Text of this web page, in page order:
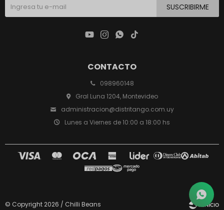
CONTACTO
098960148
Gral Luna 1204, Montevideo
administracion@distritango.com.uy
Lunes a Viernes de 10:00 a 18:00 hs
SUSCRIBIRME
   
© Copyright 2026 / Chilli Beans